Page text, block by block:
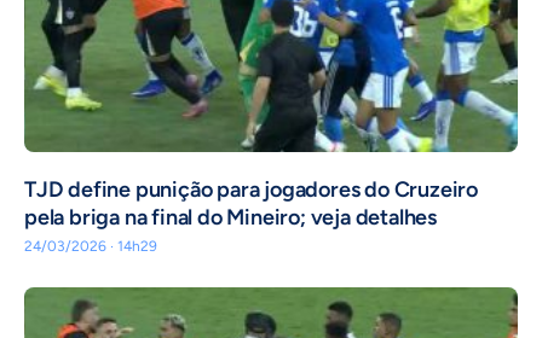
TJD define punição para jogadores do Cruzeiro
pela briga na final do Mineiro; veja detalhes
24/03/2026 · 14h29